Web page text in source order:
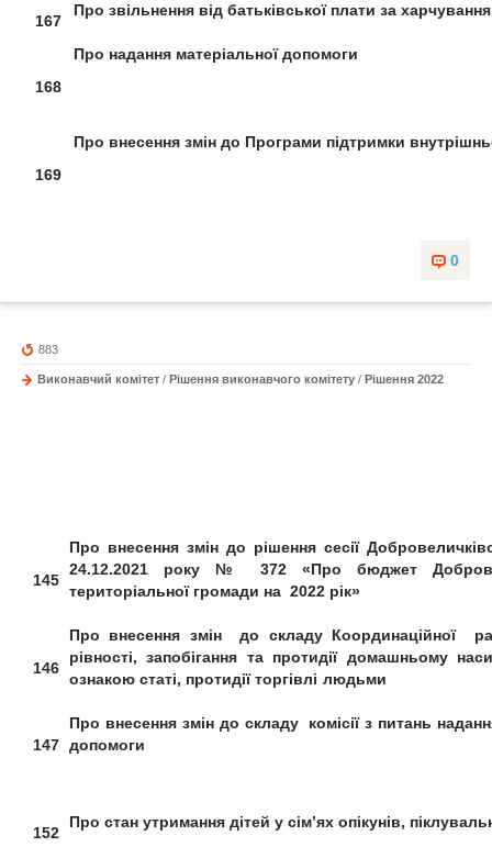
167
Про звільнення від батьківської плати за
168
Про надання матеріальної допомоги
169
Про внесення змін до Програми підтримки
0
883
Виконавчий комітет / Рішення виконавчого комітету / Рішення 2022
145
Про внесення змін до рішення сесії
24.12.2021 року № 372 «Про бюджет
територіальної громади на 2022 рік»
146
Про внесення зміндо складу Координаційної
рівності, запобігання та протидії домашньому
ознакою статі, протидіїторгівлі людьми
147
Про внесення змін до складу комісії з питань
допомоги
152
Про стан утримання дітей у сім’ях опікунів,